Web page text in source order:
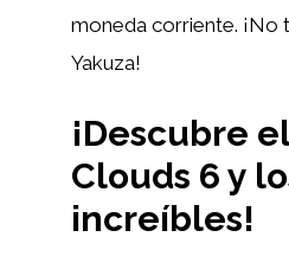
moneda corriente. ¡No
Yakuza!
¡Descubre
Clouds 6 y
increíbles!